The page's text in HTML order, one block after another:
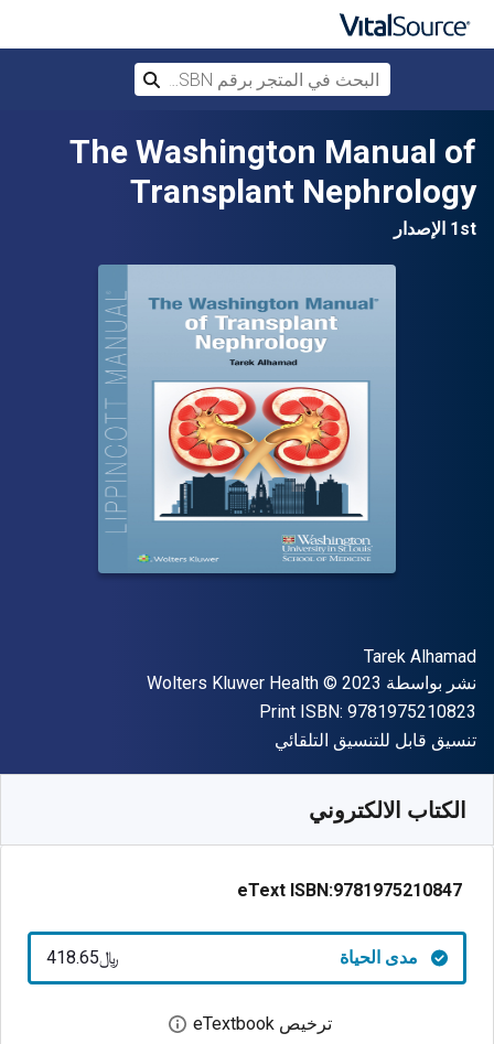
تخطي إلى المحتوى الرئيسي
The Washington Manual of
Transplant Nephrology
1st الإصدار
المؤلف (المؤلفون)
Tarek Alhamad
الناشر
نشر بواسطة Wolters Kluwer Health
حقوق الطبع والنشر © 2023
Print ISBN: 9781975210823
شكل
تنسيق قابل للتنسيق التلقائي
الكتاب الالكتروني
eText ISBN:9781975210847
مدى الحياة ﷼‎418.65
ترخيص eTextbook افتح مربع حوار